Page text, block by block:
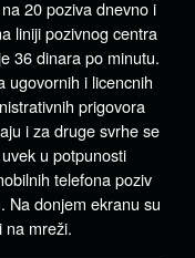
20 poziva dnevno i
liniji pozivnog centra
36 dinara po minutu.
ugovornih i licencnih
prigovora
i za druge svrhe se
u potpunosti
telefona poziv
Na donjem ekranu su
na mreži.